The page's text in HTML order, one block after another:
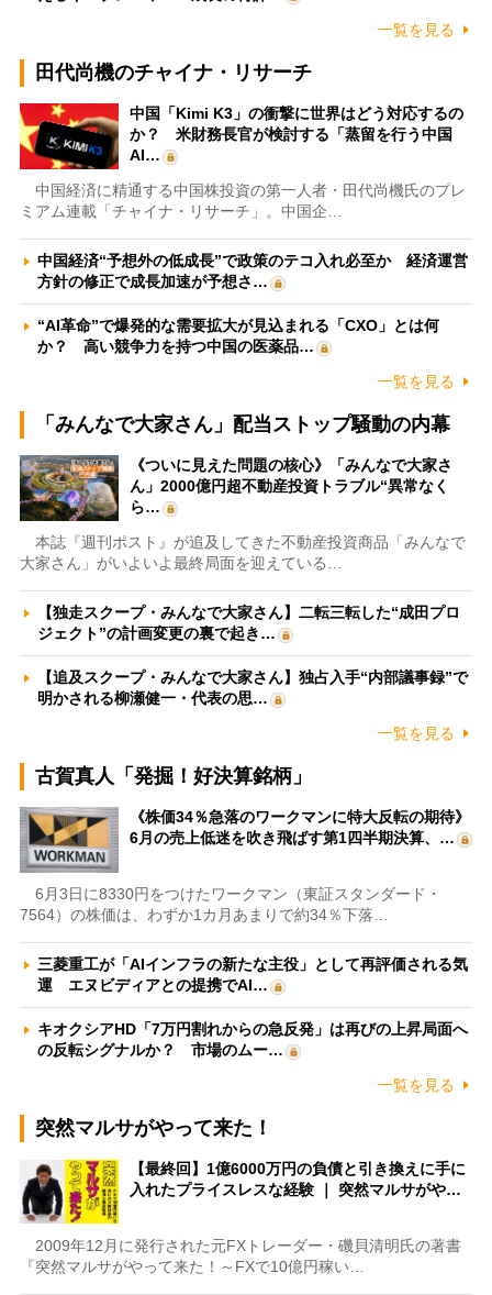
一覧を見る
田代尚機のチャイナ・リサーチ
中国「Kimi K3」の衝撃に世界はどう対応するの
か？ 米財務長官が検討する「蒸留を行う中国
AI…
中国経済に精通する中国株投資の第一人者・田代尚機氏のプレ
ミアム連載「チャイナ・リサーチ」。中国企…
中国経済“予想外の低成長”で政策のテコ入れ必至か 経済運営
方針の修正で成長加速が予想さ…
“AI革命”で爆発的な需要拡大が見込まれる「CXO」とは何
か？ 高い競争力を持つ中国の医薬品…
一覧を見る
「みんなで大家さん」配当ストップ騒動の内幕
《ついに見えた問題の核心》「みんなで大家さ
ん」2000億円超不動産投資トラブル“異常なく
ら…
本誌『週刊ポスト』が追及してきた不動産投資商品「みんなで
大家さん」がいよいよ最終局面を迎えている…
【独走スクープ・みんなで大家さん】二転三転した“成田プロ
ジェクト”の計画変更の裏で起き…
【追及スクープ・みんなで大家さん】独占入手“内部議事録”で
明かされる柳瀬健一・代表の思…
一覧を見る
古賀真人「発掘！好決算銘柄」
《株価34％急落のワークマンに特大反転の期待》
6月の売上低迷を吹き飛ばす第1四半期決算、…
6月3日に8330円をつけたワークマン（東証スタンダード・
7564）の株価は、わずか1カ月あまりで約34％下落…
三菱重工が「AIインフラの新たな主役」として再評価される気
運 エヌビディアとの提携でAI…
キオクシアHD「7万円割れからの急反発」は再びの上昇局面へ
の反転シグナルか？ 市場のムー…
一覧を見る
突然マルサがやって来た！
【最終回】1億6000万円の負債と引き換えに手に
入れたプライスレスな経験 ｜ 突然マルサがや…
2009年12月に発行された元FXトレーダー・磯貝清明氏の著書
『突然マルサがやって来た！～FXで10億円稼い…